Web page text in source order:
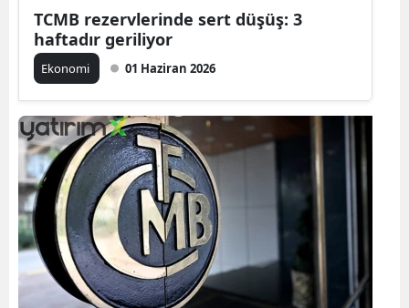
TCMB rezervlerinde sert düşüş: 3
haftadır geriliyor
Ekonomi 01 Haziran 2026